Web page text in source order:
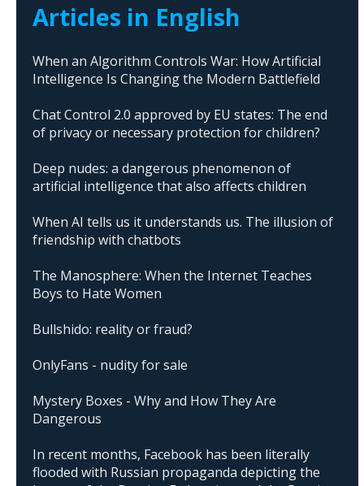
Articles in English
When an Algorithm Controls War: How Artificial
Intelligence Is Changing the Modern Battlefield
Chat Control 2.0 approved by EU states: The end
of privacy or necessary protection for children?
Deep nudes: a dangerous phenomenon of
artificial intelligence that also affects children
When AI tells us it understands us. The illusion of
friendship with chatbots
The Manosphere: When the Internet Teaches
Boys to Hate Women
Bullshido: reality or fraud?
OnlyFans - nudity for sale
Mystery Boxes - Why and How They Are
Dangerous
In recent months, Facebook has been literally
flooded with Russian propaganda depicting the